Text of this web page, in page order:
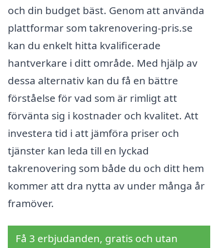
och din budget bäst. Genom att använda
plattformar som takrenovering-pris.se
kan du enkelt hitta kvalificerade
hantverkare i ditt område. Med hjälp av
dessa alternativ kan du få en bättre
förståelse för vad som är rimligt att
förvänta sig i kostnader och kvalitet. Att
investera tid i att jämföra priser och
tjänster kan leda till en lyckad
takrenovering som både du och ditt hem
kommer att dra nytta av under många år
framöver.
Få 3 erbjudanden, gratis och utan